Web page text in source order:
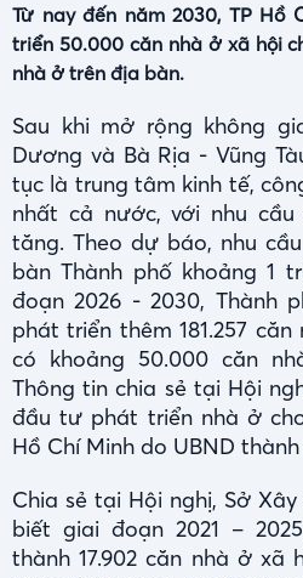
Từ nay đến năm 2030, TP Hồ
triển 50.000 căn nhà ở xã hội
nhà ở trên địa bàn.
Sau khi mở rộng không
Dương và Bà Rịa - Vũng
tục là trung tâm kinh tế,
nhất cả nước, với nhu
tăng. Theo dự báo, nhu
bàn Thành phố khoảng 1
đoạn 2026 - 2030, Thành
phát triển thêm 181.257
có khoảng 50.000 căn
Thông tin chia sẻ tại Hội
đầu tư phát triển nhà ở
Hồ Chí Minh do UBND
Chia sẻ tại Hội nghị, Sở
biết giai đoạn 2021 –
thành 17.902 căn nhà ở xã